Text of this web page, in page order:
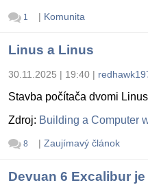
1 | Komunita
Linus a Linus
30.11.2025 | 19:40 |
Stavba počítača dvomi
Zdroj: Building a Computer
8 | Zaujímavý článok
Devuan 6 Excalibur